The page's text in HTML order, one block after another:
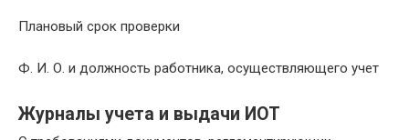
Плановый срок проверки
Ф. И. О. и должность работника, осуществляющего учет
Журналы учета и выдачи ИОТ